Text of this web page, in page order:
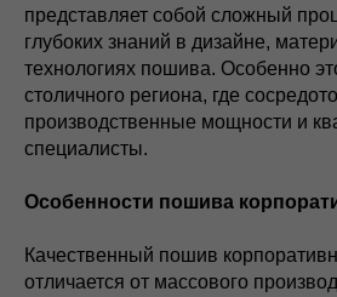
представляет собой сложный
глубоких знаний в дизайне,
технологиях пошива. Особенно
столичного региона, где
производственные мощности и
специалисты.
Особенности пошива
Качественный пошив
отличается от массового